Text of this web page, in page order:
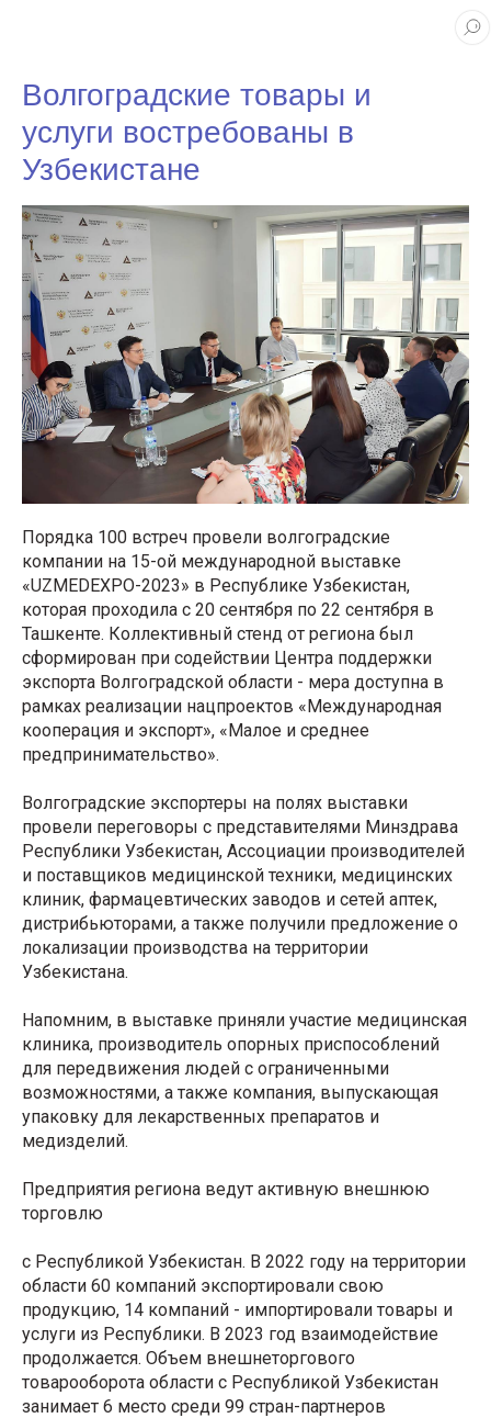
Волгоградские товары и
услуги востребованы в
Узбекистане
Порядка 100 встреч провели волгоградские
компании на 15-ой международной выставке
«UZMEDEXPO-2023» в Республике Узбекистан,
которая проходила с 20 сентября по 22 сентября в
Ташкенте. Коллективный стенд от региона был
сформирован при содействии Центра поддержки
экспорта Волгоградской области - мера доступна в
рамках реализации нацпроектов «Международная
кооперация и экспорт», «Малое и среднее
предпринимательство».
Волгоградские экспортеры на полях выставки
провели переговоры с представителями Минздрава
Республики Узбекистан, Ассоциации производителей
и поставщиков медицинской техники, медицинских
клиник, фармацевтических заводов и сетей аптек,
дистрибьюторами, а также получили предложение о
локализации производства на территории
Узбекистана.
Напомним, в выставке приняли участие медицинская
клиника, производитель опорных приспособлений
для передвижения людей с ограниченными
возможностями, а также компания, выпускающая
упаковку для лекарственных препаратов и
медизделий.
Предприятия региона ведут активную внешнюю
торговлю
с Республикой Узбекистан. В 2022 году на территории
области 60 компаний экспортировали свою
продукцию, 14 компаний - импортировали товары и
услуги из Республики. В 2023 год взаимодействие
продолжается. Объем внешнеторгового
товарооборота области с Республикой Узбекистан
занимает 6 место среди 99 стран-партнеров